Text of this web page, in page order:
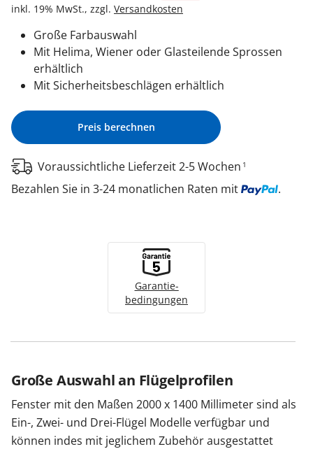
inkl. 19% MwSt., zzgl. Versandkosten
Große Farbauswahl
Mit Helima, Wiener oder Glasteilende Sprossen
erhältlich
Mit Sicherheitsbeschlägen erhältlich
Preis berechnen
Voraussichtliche Lieferzeit 2-5 Wochen 1
Bezahlen Sie in 3-24 monatlichen Raten mit .
Garantie­
bedingungen
Große Auswahl an Flügelprofilen
Fenster mit den Maßen 2000 x 1400 Millimeter sind als
Ein-, Zwei- und Drei-Flügel Modelle verfügbar und
können indes mit jeglichem Zubehör ausgestattet